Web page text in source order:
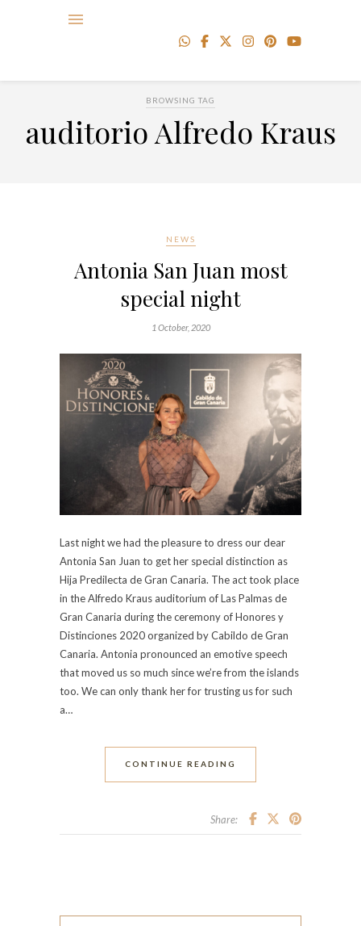
BROWSING TAG
auditorio Alfredo Kraus
NEWS
Antonia San Juan most
special night
1 October, 2020
Last night we had the pleasure to dress our dear
Antonia San Juan to get her special distinction as
Hija Predilecta de Gran Canaria. The act took place
in the Alfredo Kraus auditorium of Las Palmas de
Gran Canaria during the ceremony of Honores y
Distinciones 2020 organized by Cabildo de Gran
Canaria. Antonia pronounced an emotive speech
that moved us so much since we’re from the islands
too. We can only thank her for trusting us for such
a…
CONTINUE READING
Share: